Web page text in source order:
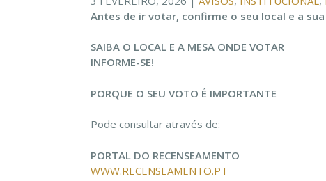
Antes de ir votar, confirme o seu local e a
SAIBA O LOCAL E A MESA ONDE VOTAR
INFORME-SE!
PORQUE O SEU VOTO É IMPORTANTE
Pode consultar através de:
PORTAL DO RECENSEAMENTO
WWW.RECENSEAMENTO.PT